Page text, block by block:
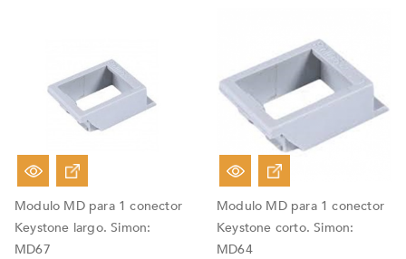
Modulo MD para 1 conector
Keystone largo. Simon:
MD67
Modulo MD para 1 conector
Keystone corto. Simon:
MD64